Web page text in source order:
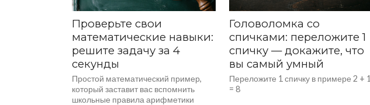
Проверьте свои
математические навыки:
решите задачу за 4
секунды
Простой математический пример,
который заставит вас вспомнить
школьные правила арифметики
Головоломка со
спичками: переложите 1
спичку — докажите, что
вы самый умный
Переложите 1 спичку в примере 2 + 1
= 8